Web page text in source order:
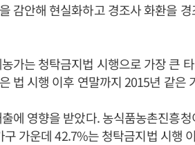
감안해 현실화하고 경조사 화환을
가는 청탁금지법 시행으로 가장 큰
법 시행 이후 연말까지 2015년 같은
에 영향을 받았다. 농식품농촌진흥
구 가운데 42.7%는 청탁금지법 시행